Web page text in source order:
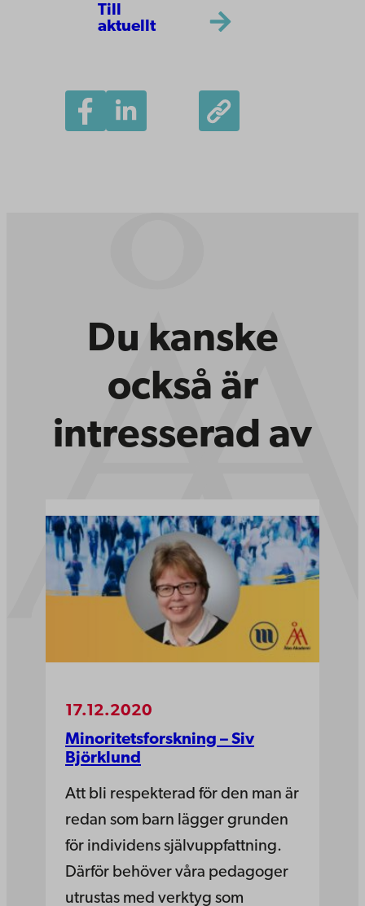
Till
aktuellt
Du kanske
också är
intresserad av
17.12.2020
Minoritetsforskning – Siv
Björklund
Att bli respekterad för den man är
redan som barn lägger grunden
för individens självuppfattning.
Därför behöver våra pedagoger
utrustas med verktyg som